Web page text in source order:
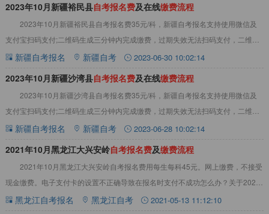
2023年10月新疆裕民县自考报名费及在线缴费流程
2023年10月新疆裕民县自考报名费35元/科，新疆自考报名支持使用微信及
支付宝扫码支付;二维码生成三分钟内完成缴费，过期失效无法扫码支付，二维码
只可扫描一次，第二次扫码失效。详情
新疆自考报名 新疆自考 2023-06-30 10:02:14
2023年10月新疆沙湾县自考报名费及在线缴费流程
2023年10月新疆沙湾县自考报名费35元/科，新疆自考报名支持使用微信及
支付宝扫码支付;二维码生成三分钟内完成缴费，过期失效无法扫码支付，二维码
只可扫描一次，第二次扫码失效。详情
新疆自考报名 新疆自考 2023-06-28 10:02:14
2021年10月黑龙江大兴安岭自考报名费及缴费流程
2021年10月黑龙江大兴安岭自考报名费用每生每科45元。网上缴费，不接受
现金缴费。电子支付卡的设置不正确导致在报名时支付不成功怎么办？关于2021
年10月黑龙江自考报名费用及相关
黑龙江自考报名 黑龙江自考 2021-05-13 11:12:10